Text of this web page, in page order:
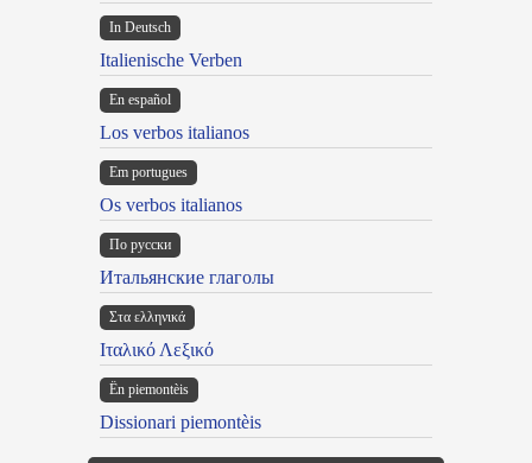
In Deutsch
Italienische Verben
En español
Los verbos italianos
Em portugues
Os verbos italianos
По русски
Итальянские глаголы
Στα ελληνικά
Ιταλικό Λεξικό
Ën piemontèis
Dissionari piemontèis